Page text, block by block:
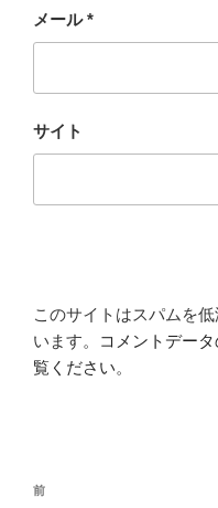
メール*
サイト
このサイトはスパムを
います。
コメントデー
覧ください。
投
過
前